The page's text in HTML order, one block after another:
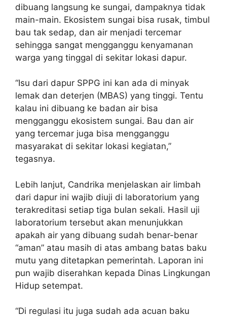
dibuang langsung ke sungai, dampaknya tidak
main-main. Ekosistem sungai bisa rusak, timbul
bau tak sedap, dan air menjadi tercemar
sehingga sangat mengganggu kenyamanan
warga yang tinggal di sekitar lokasi dapur.
“Isu dari dapur SPPG ini kan ada di minyak
lemak dan deterjen (MBAS) yang tinggi. Tentu
kalau ini dibuang ke badan air bisa
mengganggu ekosistem sungai. Bau dan air
yang tercemar juga bisa mengganggu
masyarakat di sekitar lokasi kegiatan,”
tegasnya.
Lebih lanjut, Candrika menjelaskan air limbah
dari dapur ini wajib diuji di laboratorium yang
terakreditasi setiap tiga bulan sekali. Hasil uji
laboratorium tersebut akan menunjukkan
apakah air yang dibuang sudah benar-benar
“aman” atau masih di atas ambang batas baku
mutu yang ditetapkan pemerintah. Laporan ini
pun wajib diserahkan kepada Dinas Lingkungan
Hidup setempat.
“Di regulasi itu juga sudah ada acuan baku